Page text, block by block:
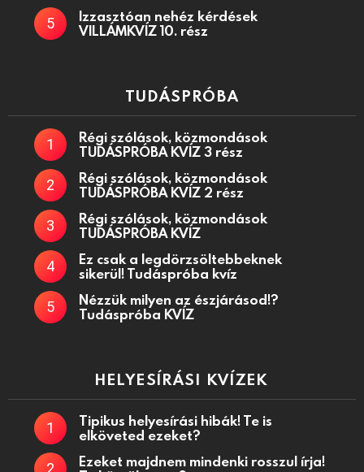
Izzasztóan nehéz kérdések
VILLÁMKVÍZ 10. rész
TUDÁSPRÓBA
Régi szólások, közmondások
TUDÁSPRÓBA KVÍZ 3 rész
Régi szólások, közmondások
TUDÁSPRÓBA KVÍZ 2 rész
Régi szólások, közmondások
TUDÁSPRÓBA KVÍZ
Ez csak a legdörzsöltebbeknek
sikerül! Tudáspróba kvíz
Nézzük milyen az észjárásod!?
Tudáspróba KVÍZ
HELYESÍRÁSI KVÍZEK
Tipikus helyesírási hibák! Te is
elköveted ezeket?
Ezeket majdnem mindenki rosszul írja!